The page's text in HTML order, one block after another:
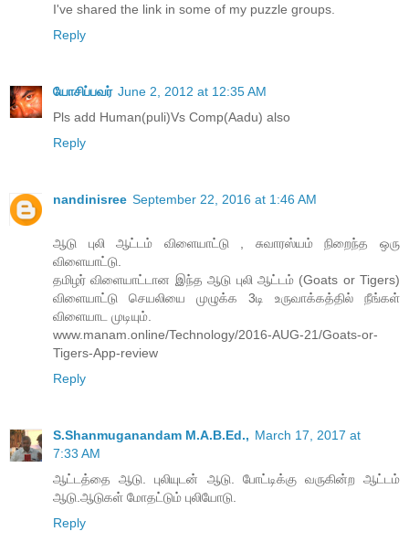
I've shared the link in some of my puzzle groups.
Reply
யோசிப்பவர் June 2, 2012 at 12:35 AM
Pls add Human(puli)Vs Comp(Aadu) also
Reply
nandinisree September 22, 2016 at 1:46 AM
ஆடு புலி ஆட்டம் விளையாட்டு , சுவாரஸ்யம் நிறைந்த ஒரு
விளையாட்டு.
தமிழர் விளையாட்டான இந்த ஆடு புலி ஆட்டம் (Goats or Tigers)
விளையாட்டு செயலியை முழுக்க 3டி உருவாக்கத்தில் நீங்கள்
விளையாட முடியும்.
www.manam.online/Technology/2016-AUG-21/Goats-or-
Tigers-App-review
Reply
S.Shanmuganandam M.A.B.Ed., March 17, 2017 at
7:33 AM
ஆட்டத்தை ஆடு. புலியுடன் ஆடு. போட்டிக்கு வருகின்ற ஆட்டம்
ஆடு.ஆடுகள் மோதட்டும் புலியோடு.
Reply